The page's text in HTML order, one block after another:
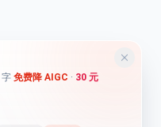
字 免费降 AIGC · 30 元